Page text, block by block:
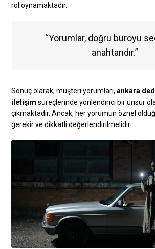
rol oynamaktadır.
“Yorumlar, doğru büroyu
anahtarıdır.”
Sonuç olarak, müşteri yorumları,ankara
iletişim süreçlerinde yönlendirici bir unsur
çıkmaktadır. Ancak, her yorumun öznel
gerekir ve dikkatli değerlendirilmelidir.